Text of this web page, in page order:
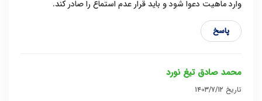
وارد ماهیت دعوا شود و باید قرار عدم استماع را صادر کند.
پاسخ
محمد صادق تیغ نورد
تاریخ ۱۴۰۳/۷/۱۲